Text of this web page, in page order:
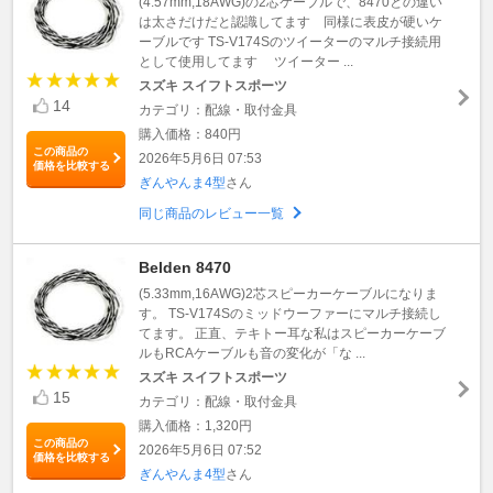
14
この商品の
価格を比較する
は太さだけだと認識してます 同様に表皮が硬いケ
ーブルです TS-V174Sのツイーターのマルチ接続用
として使用してます ツイーター ...
スズキ スイフトスポーツ
カテゴリ：配線・取付金具
購入価格：840円
2026年5月6日 07:53
ぎんやんま4型さん
同じ商品のレビュー一覧
15
この商品の
価格を比較する
Belden 8470
(5.33mm,16AWG)2芯スピーカーケーブルになりま
す。 TS-V174Sのミッドウーファーにマルチ接続し
てます。 正直、テキトー耳な私はスピーカーケーブ
ルもRCAケーブルも音の変化が「な ...
スズキ スイフトスポーツ
カテゴリ：配線・取付金具
購入価格：1,320円
2026年5月6日 07:52
ぎんやんま4型さん